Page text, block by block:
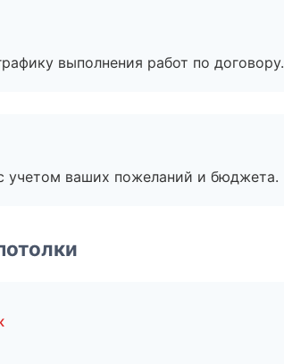
выполнения работ по договору.
учетом ваших пожеланий и бюджета.